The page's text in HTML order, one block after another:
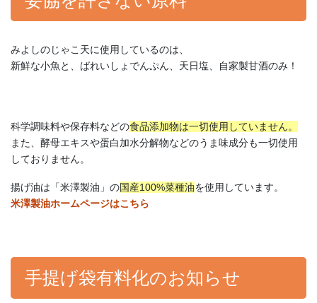
みよしのじゃこ天に使用しているのは、
新鮮な小魚と、ばれいしょでんぷん、天日塩、自家製甘酒のみ！
科学調味料や保存料などの食品添加物は一切使用していません。
また、酵母エキスや蛋白加水分解物などのうま味成分も一切使用
しておりません。
揚げ油は「米澤製油」の国産100%菜種油を使用しています。
米澤製油ホームページはこちら
手提げ袋有料化のお知らせ